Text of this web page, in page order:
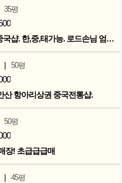
35평
안양 평촌역 먹자상권 중국샵. 한,중,태가능. 로드손님 엄청많아요!
| 50평
산 항아리상권 중국전통샵.
50평
장! 초급급급매
| 45평